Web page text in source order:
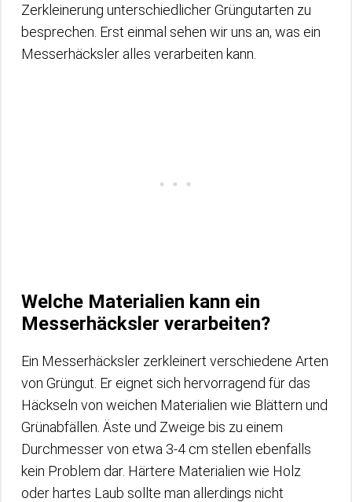
Zerkleinerung unterschiedlicher Grüngutarten zu
besprechen. Erst einmal sehen wir uns an, was ein
Messerhäcksler alles verarbeiten kann.
Welche Materialien kann ein
Messerhäcksler verarbeiten?
Ein Messerhäcksler zerkleinert verschiedene Arten
von Grüngut. Er eignet sich hervorragend für das
Häckseln von weichen Materialien wie Blättern und
Grünabfällen. Äste und Zweige bis zu einem
Durchmesser von etwa 3-4 cm stellen ebenfalls
kein Problem dar. Härtere Materialien wie Holz
oder hartes Laub sollte man allerdings nicht